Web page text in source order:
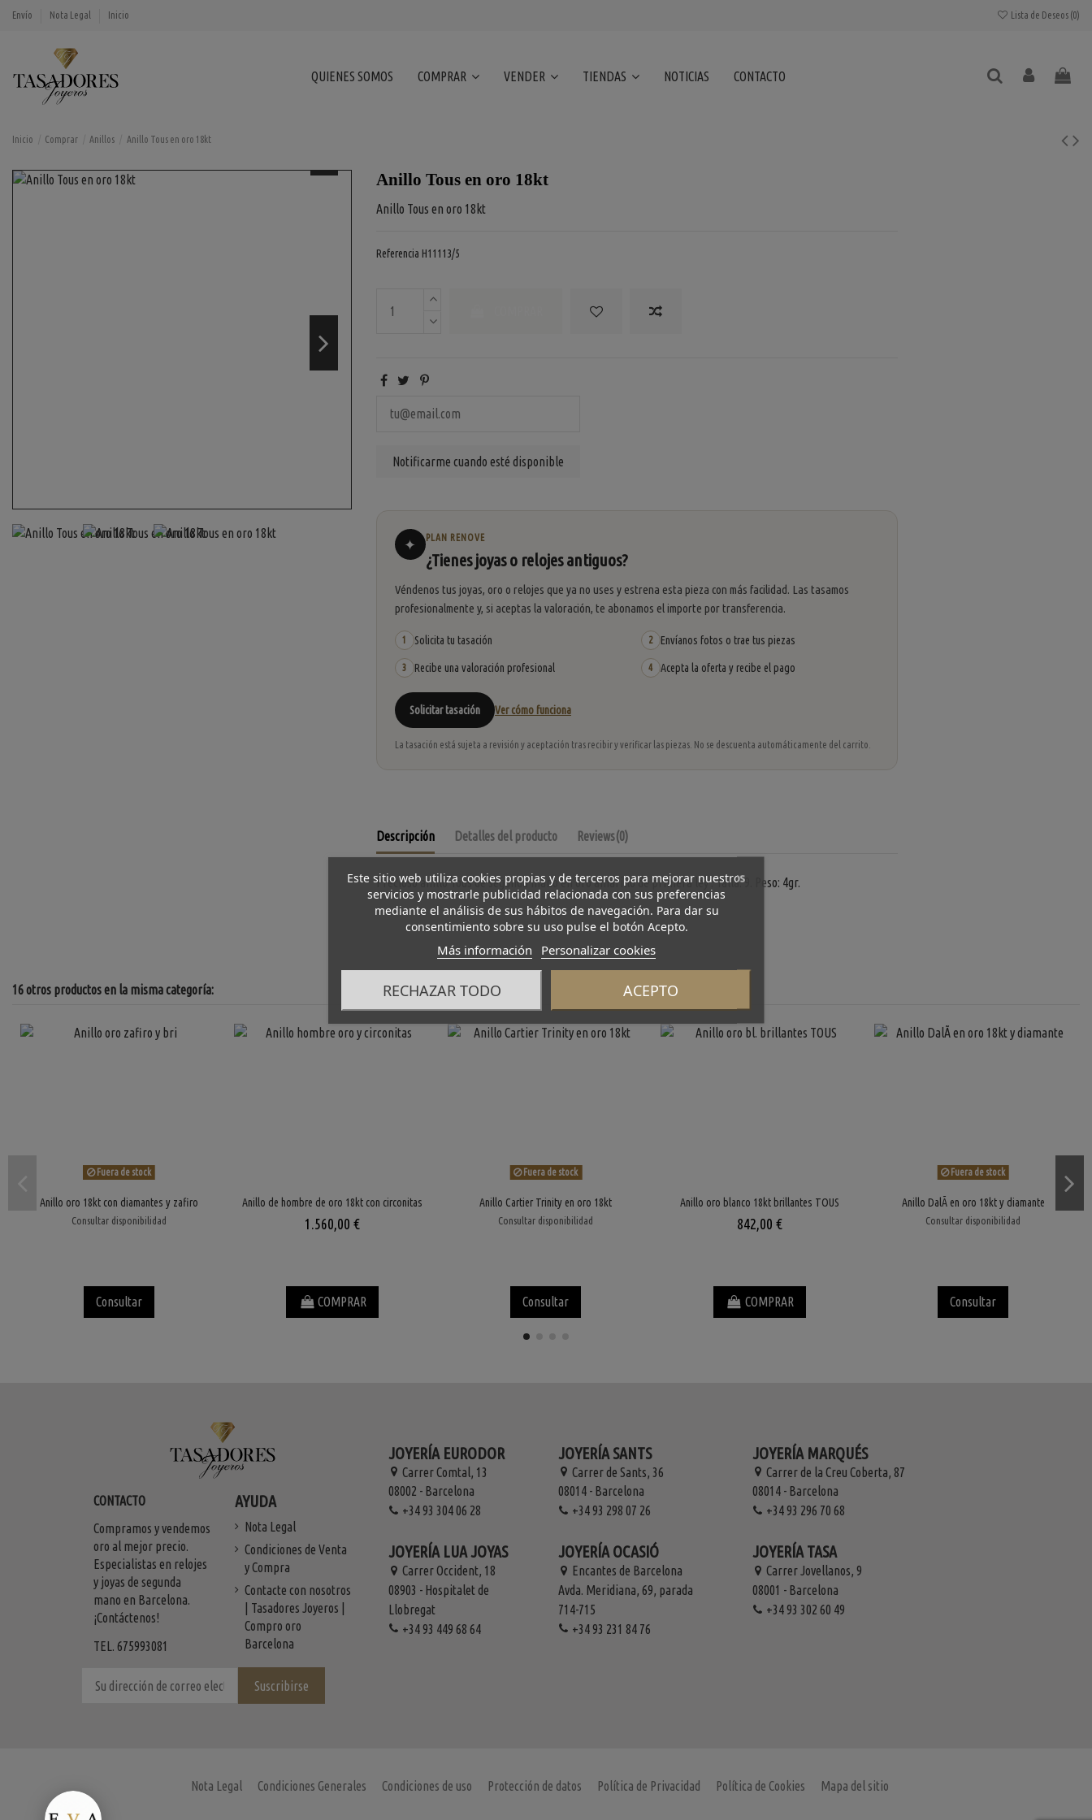
Envío Nota Legal Inicio Lista de Deseos (0)
QUIENES SOMOS COMPRAR VENDER TIENDAS NOTICIAS CONTACTO
Inicio Comprar Anillos Anillo Tous en oro 18kt
Anillo Tous en oro 18kt
Anillo Tous en oro 18kt
Referencia H11113/5
✦ PLAN RENOVE
¿Tienes joyas o relojes antiguos?
Véndenos tus joyas, oro o relojes que ya no uses y estrena esta pieza con más facilidad. Las tasamos
profesionalmente y, si aceptas la valoración, te abonamos el importe por transferencia.
1 Solicita tu tasación 2 Envíanos fotos o trae tus piezas
3 Recibe una valoración profesional 4 Acepta la oferta y recibe el pago
Solicitar tasación Ver cómo funciona
La tasación está sujeta a revisión y aceptación tras recibir y verificar las piezas. No se descuenta automáticamente del carrito.
Descripción Detalles del producto Reviews(0)
Precioso anillo Tous de segunda mano en oro amarillo de primera ley . Talla: 9. Peso: 4gr.
16 otros productos en la misma categoría:
Fuera de stock
Anillo oro 18kt con diamantes y zafiro
Consultar disponibilidad
Consultar
Anillo de hombre de oro 18kt con circonitas
1.560,00 €
COMPRAR
Fuera de stock
Anillo Cartier Trinity en oro 18kt
Consultar disponibilidad
Consultar
Anillo oro blanco 18kt brillantes TOUS
842,00 €
COMPRAR
Fuera de stock
Anillo DalÃ­ en oro 18kt y diamante
Consultar disponibilidad
Consultar
CONTACTO
Compramos y vendemos
oro al mejor precio.
Especialistas en relojes
y joyas de segunda
mano en Barcelona.
¡Contáctenos!
TEL. 675993081
AYUDA
Nota Legal
Condiciones de Venta
y Compra
Contacte con nosotros
| Tasadores Joyeros |
Compro oro
Barcelona
JOYERÍA EURODOR
Carrer Comtal, 13
08002 - Barcelona
+34 93 304 06 28
JOYERÍA SANTS
Carrer de Sants, 36
08014 - Barcelona
+34 93 298 07 26
JOYERÍA LUA JOYAS
Carrer Occident, 18
08903 - Hospitalet de
Llobregat
+34 93 449 68 64
JOYERÍA OCASIÓ
Encantes de Barcelona
Avda. Meridiana, 69, parada
714-715
+34 93 231 84 76
JOYERÍA MARQUÉS
Carrer de la Creu Coberta, 87
08014 - Barcelona
+34 93 296 70 68
JOYERÍA TASA
Carrer Jovellanos, 9
08001 - Barcelona
+34 93 302 60 49
Nota Legal Condiciones Generales Condiciones de uso Protección de datos Política de Privacidad Política de Cookies Mapa del sitio
Este sitio web utiliza cookies propias y de terceros para mejorar nuestros
servicios y mostrarle publicidad relacionada con sus preferencias
mediante el análisis de sus hábitos de navegación. Para dar su
consentimiento sobre su uso pulse el botón Acepto.
Más información Personalizar cookies
RECHAZAR TODO ACEPTO